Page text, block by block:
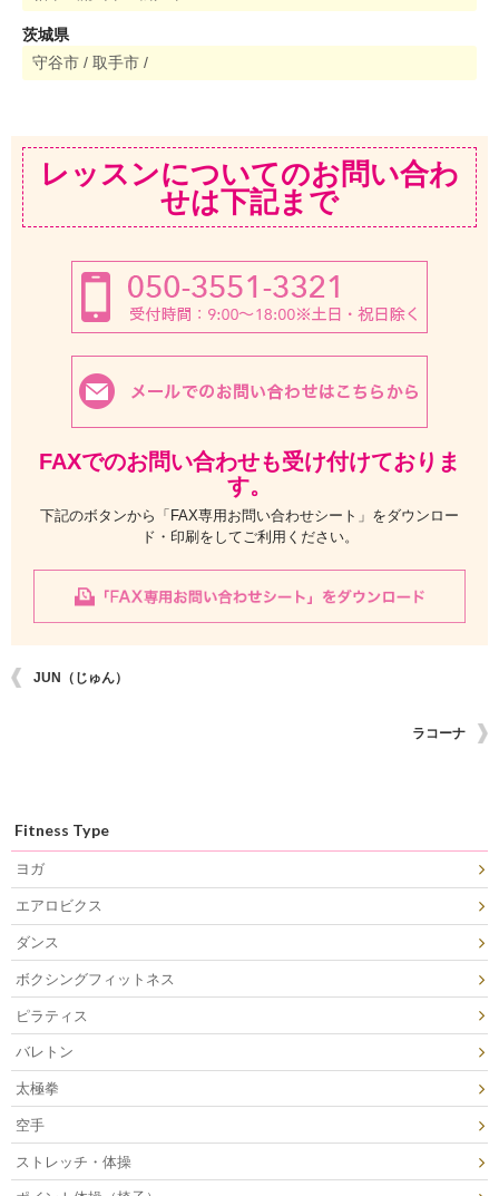
茨城県
守谷市 / 取手市 /
レッスンについてのお問い合わ
せは下記まで
FAXでのお問い合わせも受け付けておりま
す。
下記のボタンから「FAX専用お問い合わせシート」をダウンロー
ド・印刷をしてご利用ください。
JUN（じゅん）
ラコーナ
Fitness Type
ヨガ
エアロビクス
ダンス
ボクシングフィットネス
ピラティス
バレトン
太極拳
空手
ストレッチ・体操